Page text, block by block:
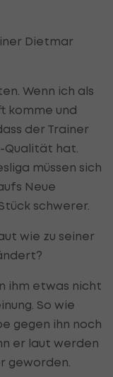
Dietmar
Wenn ich als
komme und
der Trainer
Qualität hat.
müssen sich
Neue
schwerer.
wie zu seiner
ihm etwas nicht
So wie
gegen ihn noch
er laut werden
geworden.